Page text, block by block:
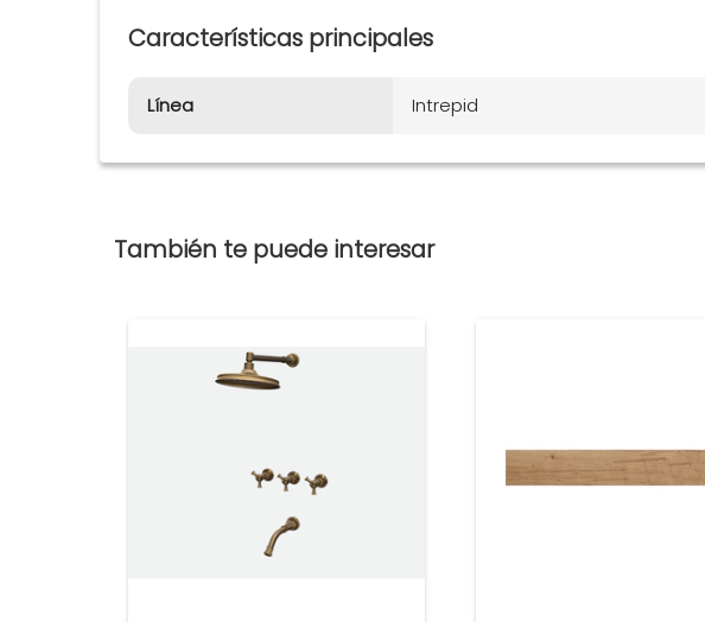
Características principales
Línea Intrepid
También te puede interesar